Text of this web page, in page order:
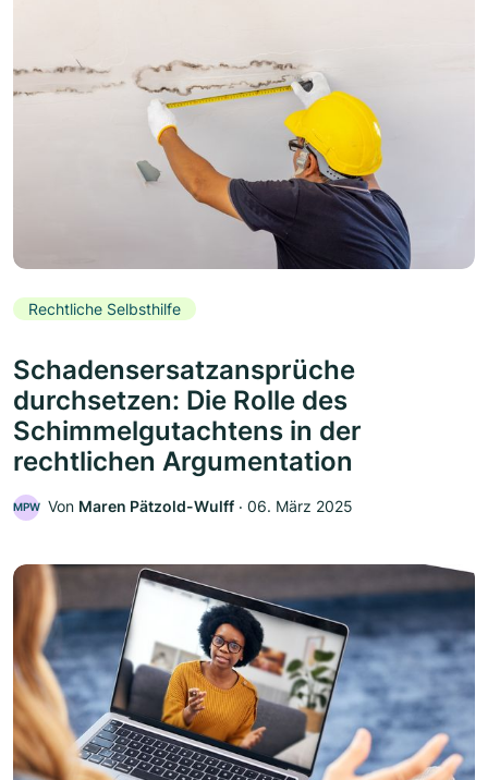
Rechtliche Selbsthilfe
Schadensersatzansprüche
durchsetzen: Die Rolle des
Schimmelgutachtens in der
rechtlichen Argumentation
MPW Von Maren Pätzold-Wulff ‧ 06. März 2025